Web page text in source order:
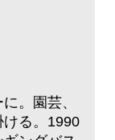
。園芸、
る。1990